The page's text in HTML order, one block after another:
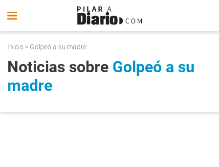
Inicio > Golpeó a su madre
Noticias sobre Golpeó a su
madre